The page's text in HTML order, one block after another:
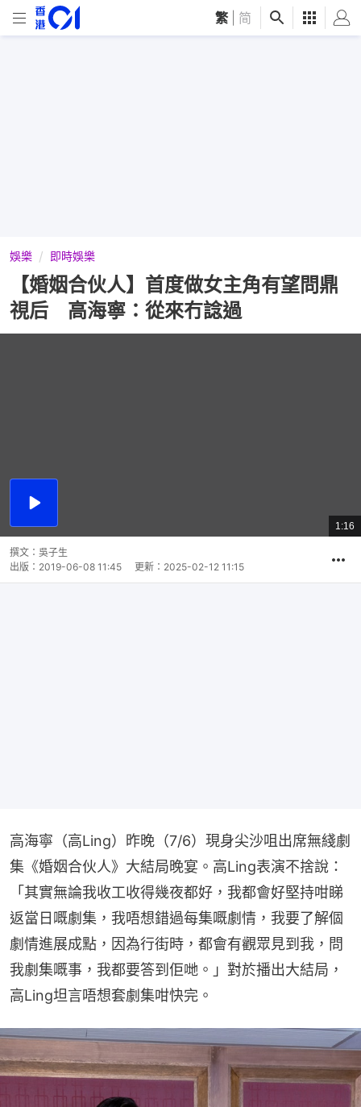
繁 简
娛樂 即時娛樂
【婚姻合伙人】首度做女主角有望問鼎
視后 高海寧：從來冇諗過
播
總
共
1:16
撰文： 吳子生
出版： 2019-06-08 11:45 更新： 2025-02-12 11:15
高海寧（高Ling）昨晚（7/6）現身尖沙咀出席無綫劇
集《婚姻合伙人》大結局晚宴。高Ling表演不捨說：
「其實無論我收工收得幾夜都好，我都會好堅持咁睇
返當日嘅劇集，我唔想錯過每集嘅劇情，我要了解個
劇情進展成點，因為行街時，都會有觀眾見到我，問
我劇集嘅事，我都要答到佢哋。」對於播出大結局，
高Ling坦言唔想套劇集咁快完。